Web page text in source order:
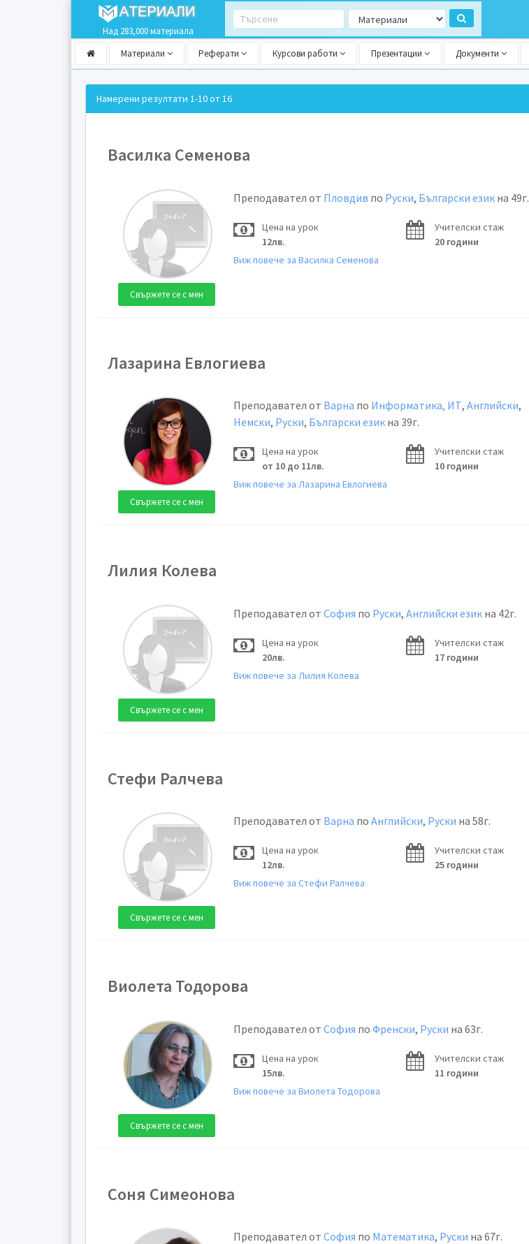
Над 283,000 материала
Материали Реферати Курсови работи Презентации Документи
Намерени резултати 1-10 от 16
Василка Семенова
Свържете се с мен
Преподавател от Пловдив по Руски, Български езикна 49г.
Цена на урок
12лв.
Учителски стаж
20 години
Виж повече за Василка Семенова
Лазарина Евлогиева
Свържете се с мен
Преподавател от Варна по Информатика, ИТ, Английски,
Немски, Руски, Български езикна 39г.
Цена на урок
от 10 до 11лв.
Учителски стаж
10 години
Виж повече за Лазарина Евлогиева
Лилия Колева
Свържете се с мен
Преподавател от София по Руски, Английски езикна 42г.
Цена на урок
20лв.
Учителски стаж
17 години
Виж повече за Лилия Колева
Стефи Ралчева
Свържете се с мен
Преподавател от Варна по Английски, Руски на 58г.
Цена на урок
12лв.
Учителски стаж
25 години
Виж повече за Стефи Ралчева
Виолета Тодорова
Свържете се с мен
Преподавател от София по Френски, Руски на 63г.
Цена на урок
15лв.
Учителски стаж
11 години
Виж повече за Виолета Тодорова
Соня Симеонова
Преподавател от София по Математика, Руски на 67г.